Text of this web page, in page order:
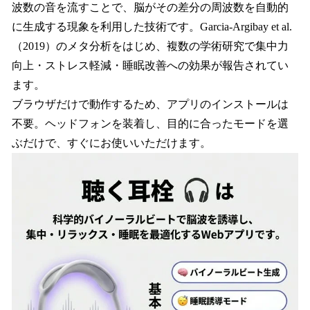
波数の音を流すことで、脳がその差分の周波数を自動的
に生成する現象を利用した技術です。Garcia-Argibay et al.
（2019）のメタ分析をはじめ、複数の学術研究で集中力
向上・ストレス軽減・睡眠改善への効果が報告されてい
ます。
ブラウザだけで動作するため、アプリのインストールは
不要。ヘッドフォンを装着し、目的に合ったモードを選
ぶだけで、すぐにお使いいただけます。